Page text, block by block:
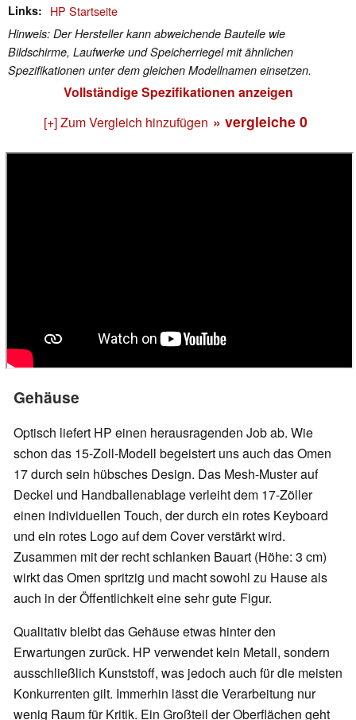
Links HP Startseite
Hinweis: Der Hersteller kann abweichende Bauteile wie
Bildschirme, Laufwerke und Speicherriegel mit ähnlichen
Spezifikationen unter dem gleichen Modellnamen einsetzen.
Vollständige Spezifikationen anzeigen
[+] Zum Vergleich hinzufügen » vergleiche 0
Gehäuse
Optisch liefert HP einen herausragenden Job ab. Wie
schon das 15-Zoll-Modell begeistert uns auch das Omen
17 durch sein hübsches Design. Das Mesh-Muster auf
Deckel und Handballenablage verleiht dem 17-Zöller
einen individuellen Touch, der durch ein rotes Keyboard
und ein rotes Logo auf dem Cover verstärkt wird.
Zusammen mit der recht schlanken Bauart (Höhe: 3 cm)
wirkt das Omen spritzig und macht sowohl zu Hause als
auch in der Öffentlichkeit eine sehr gute Figur.
Qualitativ bleibt das Gehäuse etwas hinter den
Erwartungen zurück. HP verwendet kein Metall, sondern
ausschließlich Kunststoff, was jedoch auch für die meisten
Konkurrenten gilt. Immerhin lässt die Verarbeitung nur
wenig Raum für Kritik. Ein Großteil der Oberflächen geht